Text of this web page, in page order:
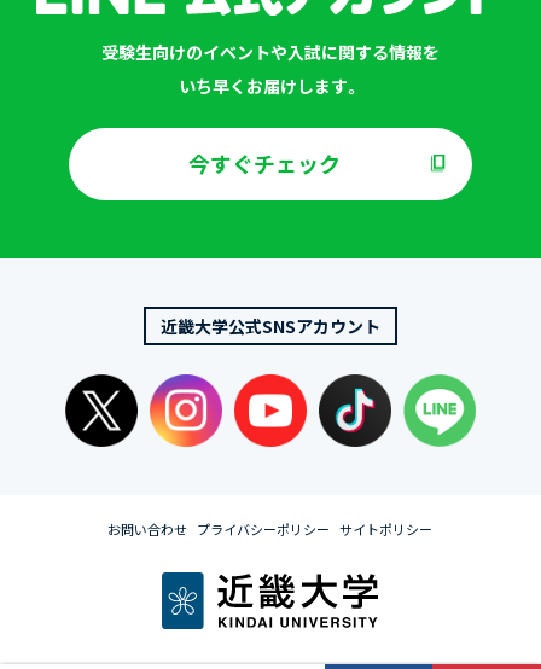
受験生向けのイベントや入試に関する情報を
いち早くお届けします。
今すぐチェック
近畿大学公式SNSアカウント
お問い合わせ プライバシーポリシー サイトポリシー